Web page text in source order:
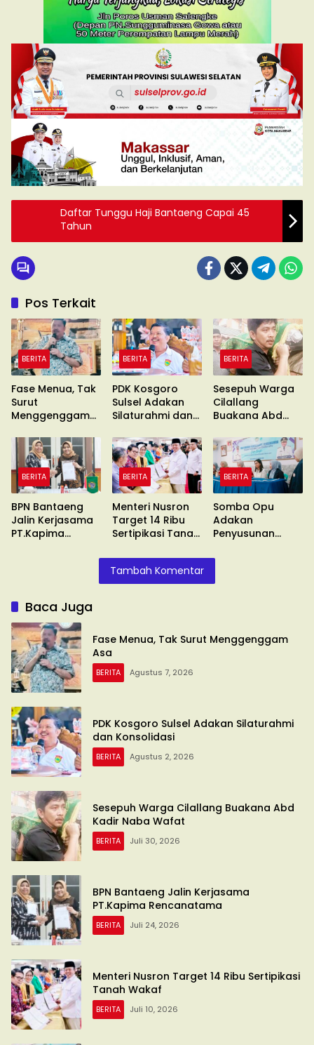
Daftar Tunggu Haji Bantaeng Capai 45
Tahun
Pos Terkait
BERITA
Fase Menua, Tak
Surut
Menggenggam
BERITA
PDK Kosgoro
Sulsel Adakan
Silaturahmi dan
BERITA
Sesepuh Warga
Cilallang
Buakana Abd
Wafat
BERITA
BPN Bantaeng
Jalin Kerjasama
PT.Kapima
BERITA
Menteri Nusron
Target 14 Ribu
Sertipikasi Tanah
BERITA
Somba Opu
Adakan
Penyusunan
Pelayanan
Tambah Komentar
Baca Juga
Fase Menua, Tak Surut Menggenggam
Asa
BERITA Agustus 7, 2026
PDK Kosgoro Sulsel Adakan Silaturahmi
dan Konsolidasi
BERITA Agustus 2, 2026
Sesepuh Warga Cilallang Buakana Abd
Kadir Naba Wafat
BERITA Juli 30, 2026
BPN Bantaeng Jalin Kerjasama
PT.Kapima Rencanatama
BERITA Juli 24, 2026
Menteri Nusron Target 14 Ribu Sertipikasi
Tanah Wakaf
BERITA Juli 10, 2026